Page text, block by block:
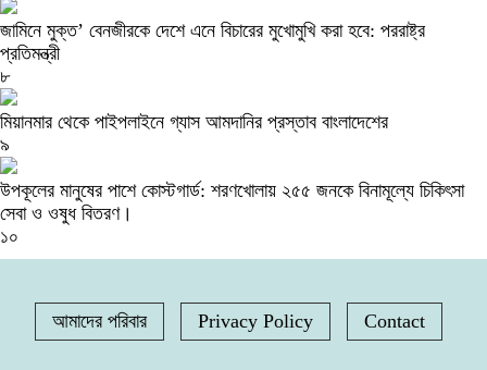
জামিনে মুক্ত’ বেনজীরকে দেশে এনে বিচারের মুখোমুখি করা হবে: পররাষ্ট্র
প্রতিমন্ত্রী
৮
মিয়ানমার থেকে পাইপলাইনে গ্যাস আমদানির প্রস্তাব বাংলাদেশের
৯
উপকূলের মানুষের পাশে কোস্টগার্ড: শরণখোলায় ২৫৫ জনকে বিনামূল্যে চিকিৎসা
সেবা ও ওষুধ বিতরণ।
১০
আমাদের পরিবার Privacy Policy Contact